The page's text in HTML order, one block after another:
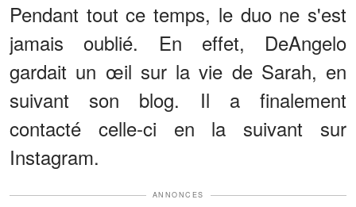
Pendant tout ce temps, le duo ne s'est
jamais oublié. En effet, DeAngelo
gardait un œil sur la vie de Sarah, en
suivant son blog. Il a finalement
contacté celle-ci en la suivant sur
Instagram.
ANNONCES